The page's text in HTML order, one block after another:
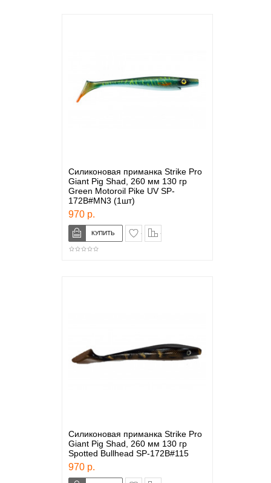
Силиконовая приманка Strike Pro
Giant Pig Shad, 260 мм 130 гр
Green Motoroil Pike UV SP-
172B#MN3 (1шт)
970 р.
в закладки
Силиконовая приманка Strike Pro
Giant Pig Shad, 260 мм 130 гр
Spotted Bullhead SP-172B#115
970 р.